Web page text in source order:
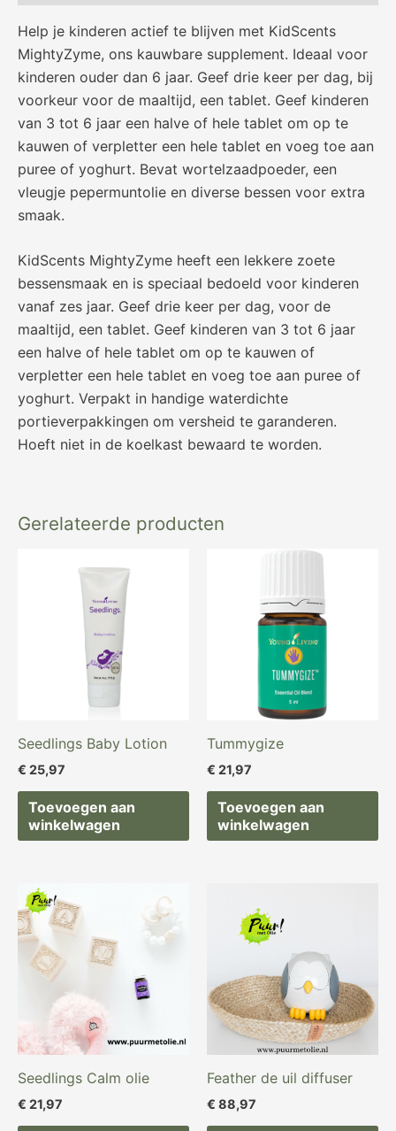
Help je kinderen actief te blijven met KidScents
MightyZyme, ons kauwbare supplement. Ideaal voor
kinderen ouder dan 6 jaar. Geef drie keer per dag, bij
voorkeur voor de maaltijd, een tablet. Geef kinderen
van 3 tot 6 jaar een halve of hele tablet om op te
kauwen of verpletter een hele tablet en voeg toe aan
puree of yoghurt. Bevat wortelzaadpoeder, een
vleugje pepermuntolie en diverse bessen voor extra
smaak.
KidScents MightyZyme heeft een lekkere zoete
bessensmaak en is speciaal bedoeld voor kinderen
vanaf zes jaar. Geef drie keer per dag, voor de
maaltijd, een tablet. Geef kinderen van 3 tot 6 jaar
een halve of hele tablet om op te kauwen of
verpletter een hele tablet en voeg toe aan puree of
yoghurt. Verpakt in handige waterdichte
portieverpakkingen om versheid te garanderen.
Hoeft niet in de koelkast bewaard te worden.
Gerelateerde producten
Seedlings Baby Lotion
€ 25,97
Toevoegen aan
winkelwagen
Tummygize
€ 21,97
Toevoegen aan
winkelwagen
Seedlings Calm olie
€ 21,97
Feather de uil diffuser
€ 88,97